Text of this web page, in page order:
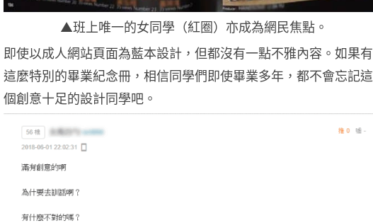
▲班上唯一的女同學（紅圈）亦成為網民焦點。
即使以成人網站頁面為藍本設計，但都沒有一點不雅內容。如果有
這麼特別的畢業紀念冊，相信同學們即使畢業多年，都不會忘記這
個創意十足的設計同學吧。